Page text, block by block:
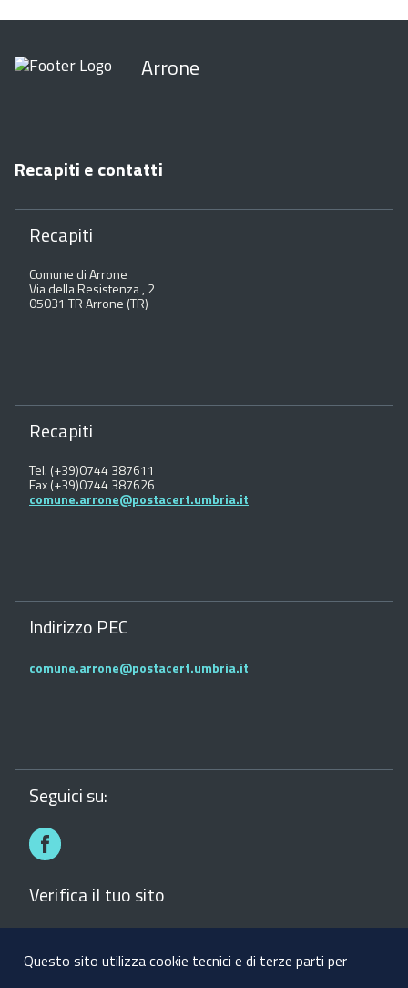
Arrone
Recapiti e contatti
Recapiti
Comune di Arrone
Via della Resistenza , 2
05031 TR Arrone (TR)
Recapiti
Tel. (+39)0744 387611
Fax (+39)0744 387626
comune.arrone@postacert.umbria.it
Indirizzo PEC
comune.arrone@postacert.umbria.it
Seguici su:
Verifica il tuo sito
Verifica il sito del comune con la Bussola della
Trasparenza dei siti web
Questo sito utilizza cookie tecnici e di terze parti per